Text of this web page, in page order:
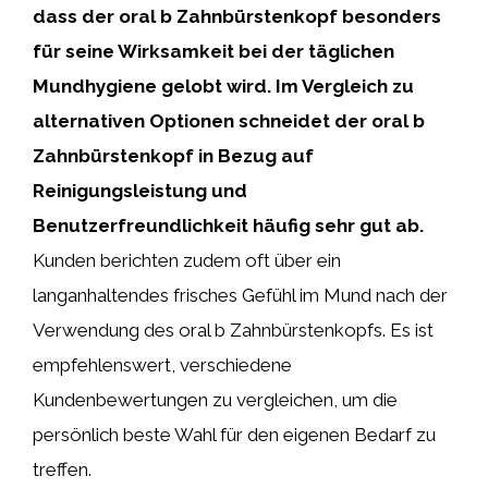
dass der oral b Zahnbürstenkopf besonders
für seine Wirksamkeit bei der täglichen
Mundhygiene gelobt wird. Im Vergleich zu
alternativen Optionen schneidet der oral b
Zahnbürstenkopf in Bezug auf
Reinigungsleistung und
Benutzerfreundlichkeit häufig sehr gut ab.
Kunden berichten zudem oft über ein
langanhaltendes frisches Gefühl im Mund nach der
Verwendung des oral b Zahnbürstenkopfs. Es ist
empfehlenswert, verschiedene
Kundenbewertungen zu vergleichen, um die
persönlich beste Wahl für den eigenen Bedarf zu
treffen.